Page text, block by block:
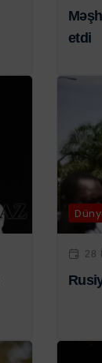
etdi
28